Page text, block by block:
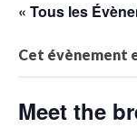
« Tous les
Cet évènement
Meet the